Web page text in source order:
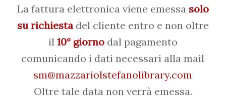
La fattura elettronica viene emessasolo
su richiestadel cliente entro e non oltre
il 10° giornodal pagamento
comunicando i dati necessari alla mail
sm@mazzariolstefanolibrary.com
Oltre tale data non verrà emessa.